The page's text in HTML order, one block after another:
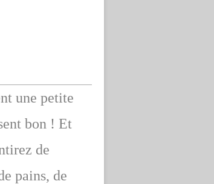
une petite
bon ! Et
de
pains, de